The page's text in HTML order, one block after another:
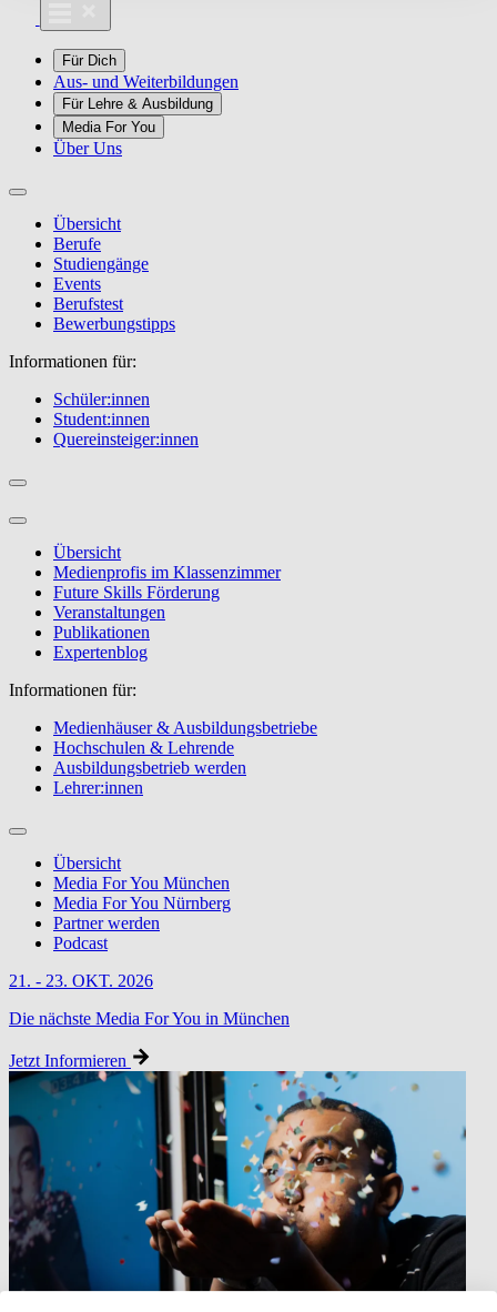
Für Dich
Aus- und Weiterbildungen
Für Lehre & Ausbildung
Media For You
Über Uns
Übersicht
Berufe
Studiengänge
Events
Berufstest
Bewerbungstipps
Informationen für:
Schüler:innen
Student:innen
Quereinsteiger:innen
Übersicht
Medienprofis im Klassenzimmer
Future Skills Förderung
Veranstaltungen
Publikationen
Expertenblog
Informationen für:
Medienhäuser & Ausbildungsbetriebe
Hochschulen & Lehrende
Ausbildungsbetrieb werden
Lehrer:innen
Übersicht
Media For You München
Media For You Nürnberg
Partner werden
Podcast
21. - 23. OKT. 2026
Die nächste Media For You in München
Jetzt Informieren